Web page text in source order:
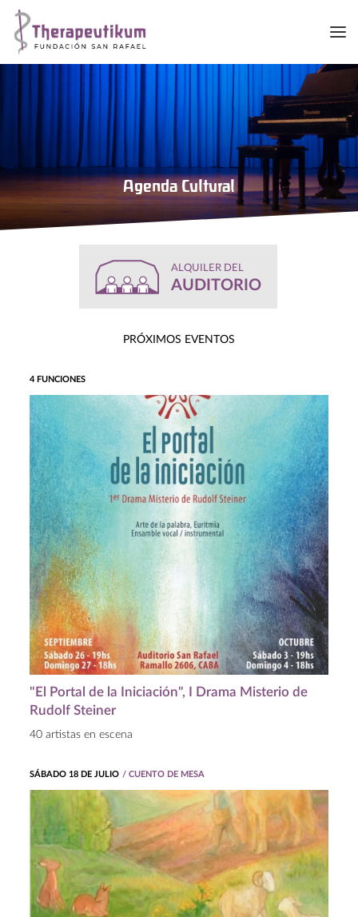
Agenda Cultural
PRÓXIMOS EVENTOS
ALQUILER DEL
AUDITORIO
4 FUNCIONES
"El Portal de la Iniciación", I Drama Misterio de
Rudolf Steiner
40 artistas en escena
SÁBADO 18 DE JULIO / CUENTO DE MESA